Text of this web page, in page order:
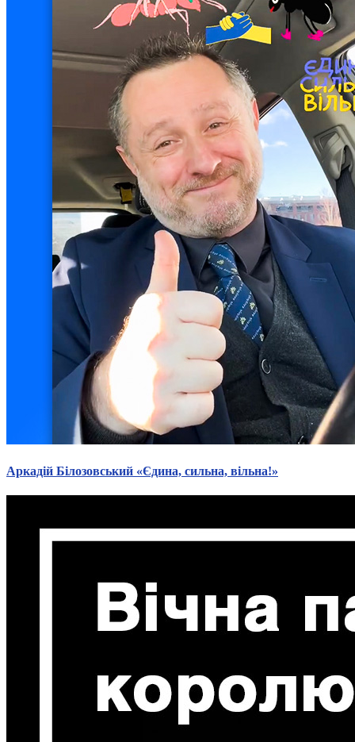
Кадрові зміни
Працевлаштування
Постаті в УТОГ
Все про УТОГ: ваші права, послуги та підтримка:
Важлива інформація
Благодійні справи
Історія глухих
Коронавірус
Брифінги
Корисні інформаційні матеріали від Т. Ломакіної
Офіційна інформація
Про УТОГ
Керівництво УТОГ
Громадські ради УТОГ ⩺
Всеукраїнська Рада голів обласних
організацій УТОГ
Всеукраїнська Рада ветеранів УТОГ
Всеукраїнська Рада перекладачів жестової
мови УТОГ
Всеукраїнська Рада директорів УТОГ
Всеукраїнська молодіжна Рада УТОГ
Молодіжні лідери УТОГ
Ветерани УТОГ
Мережа УТОГ
Підприємства УТОГ
Рекорди УТОГ
Видання УТОГ
Звіти
Контакти
Загальна освіта
Для абітурієнтів
Географія
Правознавство
Я досліджую світ
товариства глухих
Підготовка перекладачів
"Сервіс УТОГ"
Аркадій Білозовський «Єдина, сильна, вільна!»